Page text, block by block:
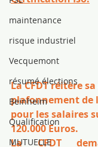
maintenance
risque industriel
Vecquemont
résumé élections
Beinheim
Qualification
MUTUELLE
La CFDT réitère
plafonnement de
pour les salaires
120.000 Euros.
La CFDT